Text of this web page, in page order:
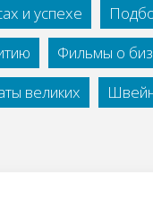
и успехе
Фильмы о
великих